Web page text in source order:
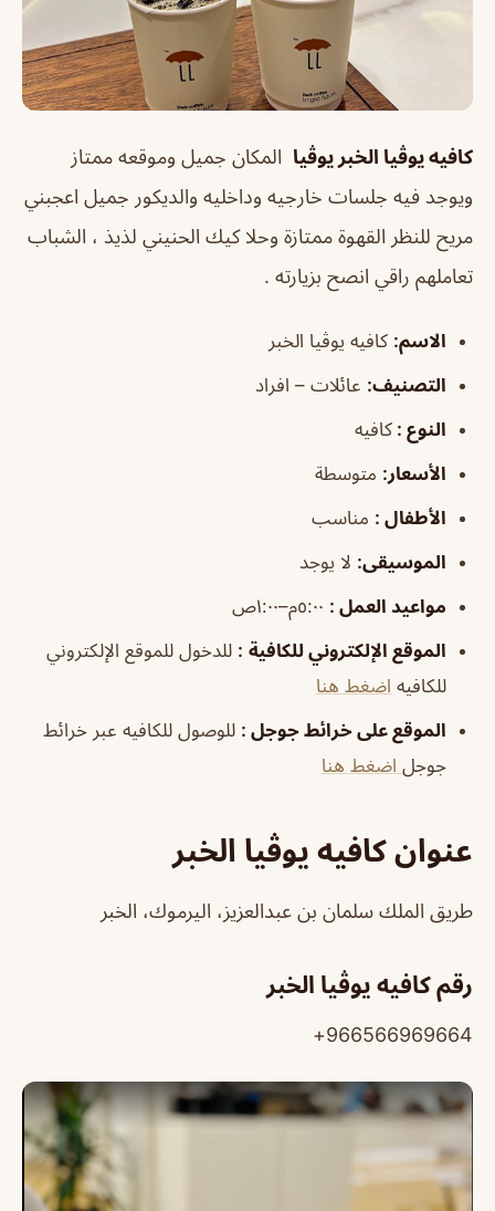
كافيه يوڤيا الخبر يوڤيا المكان جميل وموقعه ممتاز
ويوجد فيه جلسات خارجيه وداخليه والديكور جميل اعجبني
مريح للنظر القهوة ممتازة وحلا كيك الحنيني لذيذ ، الشباب
تعاملهم راقي انصح بزيارته .
الاسم: كافيه يوڤيا الخبر
التصنيف: عائلات – افراد
النوع : كافيه
الأسعار: متوسطة
الأطفال : مناسب
الموسيقى: لا يوجد
مواعيد العمل : ٥:٠٠م–١:٠٠ص
الموقع الإلكتروني للكافية : للدخول للموقع الإلكتروني
للكافيه اضغط هنا
الموقع على خرائط جوجل : للوصول للكافيه عبر خرائط
جوجل اضغط هنا
عنوان كافيه يوڤيا الخبر
طريق الملك سلمان بن عبدالعزيز، اليرموك، الخبر
رقم كافيه يوڤيا الخبر
966566969664+